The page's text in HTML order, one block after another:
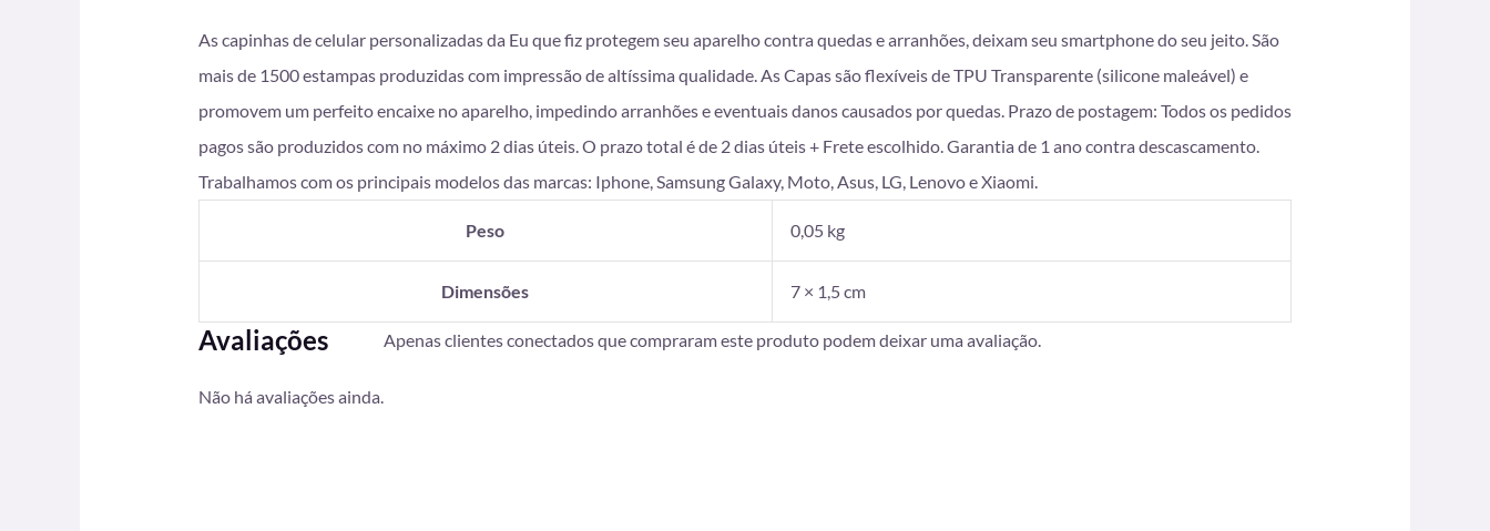
As capinhas de celular personalizadas da Eu que fiz protegem seu aparelho contra quedas e arranhões, deixam seu smartphone do seu jeito. São
mais de 1500 estampas produzidas com impressão de altíssima qualidade. As Capas são flexíveis de TPU Transparente (silicone maleável) e
promovem um perfeito encaixe no aparelho, impedindo arranhões e eventuais danos causados por quedas. Prazo de postagem: Todos os pedidos
pagos são produzidos com no máximo 2 dias úteis. O prazo total é de 2 dias úteis + Frete escolhido. Garantia de 1 ano contra descascamento.
Trabalhamos com os principais modelos das marcas: Iphone, Samsung Galaxy, Moto, Asus, LG, Lenovo e Xiaomi.
Peso 0,05 kg
Dimensões 7 × 1,5 cm
Avaliações
Não há avaliações ainda.
Apenas clientes conectados que compraram este produto podem deixar uma avaliação.